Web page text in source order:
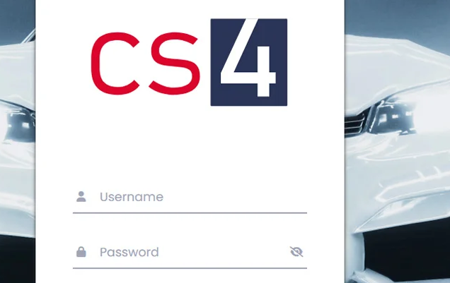
Sales
MESSRING GmbH
„Ich bin Ihr Ansprechpartner für alle Anliegen rund um Passive und Aktive Sicherheit.
Gerne helfe ich Ihnen das passende Produkt zu finden.“